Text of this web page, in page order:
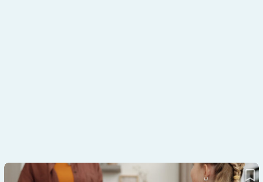
Höhere Sicherheit in der Therapie: Mehr Freiheit für Mila – dank
AID-System